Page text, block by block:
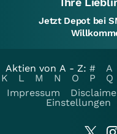
Jetzt Depot bei
Aktien von A - Z: # A
K
L M N O P Q
Impressum
Einstellungen